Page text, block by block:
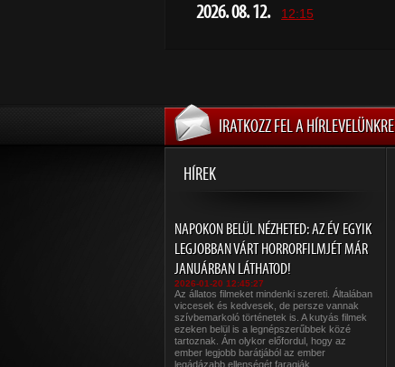
2026. 08. 12. 12:15
IRATKOZZ FEL A HÍRLEVELÜNKRE
HÍREK
NAPOKON BELÜL NÉZHETED: AZ ÉV EGYIK
LEGJOBBAN VÁRT HORRORFILMJÉT MÁR
JANUÁRBAN LÁTHATOD!
2026-01-20 12:45:27
Az állatos filmeket mindenki szereti. Általában
viccesek és kedvesek, de persze vannak
szívbemarkoló történetek is. A kutyás filmek
ezeken belül is a legnépszerűbbek közé
tartoznak. Ám olykor előfordul, hogy az
ember legjobb barátjából az ember
legádázabb ellenségét faragják